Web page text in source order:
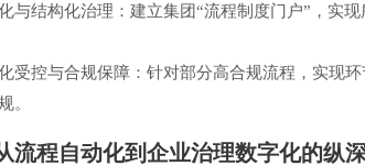
与结构化治理：建立集团“流程制度门户”，实
受控与合规保障：针对部分高合规流程，实现
。
流程自动化到企业治理数字化的纵